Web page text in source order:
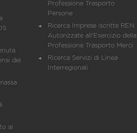
del
al
Professione Trasporto
Persone
Ricerca Imprese iscritte REN
Autorizzate all'Esercizio della
Professione Trasporto Merci
Ricerca Servizi di Linea
Interregionali